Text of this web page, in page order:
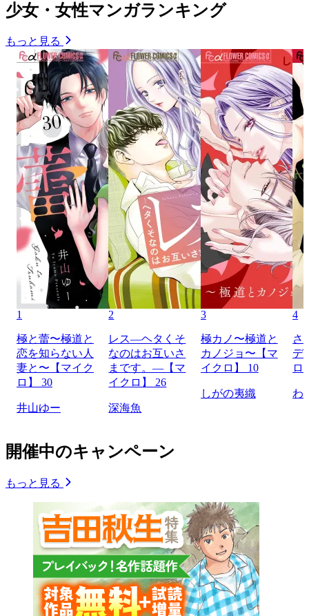
少女・女性マンガランキング
もっと見る
1
極と蕾〜極道と
恋を知らない人
妻と〜【マイク
ロ】 30
井山ゆー
2
レス―ヘタくそ
なのはお互いさ
まです。―【マ
イクロ】 26
深海魚
3
極カノ〜極道と
カノジョ〜【マ
イクロ】 10
しがの夷織
4
さ
デ
ロ
わ
開催中のキャンペーン
もっと見る